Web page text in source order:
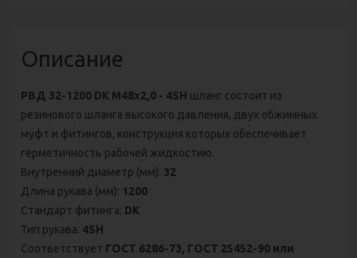
Описание
РВД 32-1200 DK М48х2,0 - 4SH шланг состоит из
резинового шланга высокого давления, двух обжимных
муфт и фитингов, конструкция которых обеспечивает
герметичность рабочей жидкостию.
Внутренний диаметр (мм): 32
Длина рукава (мм): 1200
Стандарт фитинга: DK
Тип рукава: 4SH
Соответствует ГОСТ 6286-73, ГОСТ 25452-90 или